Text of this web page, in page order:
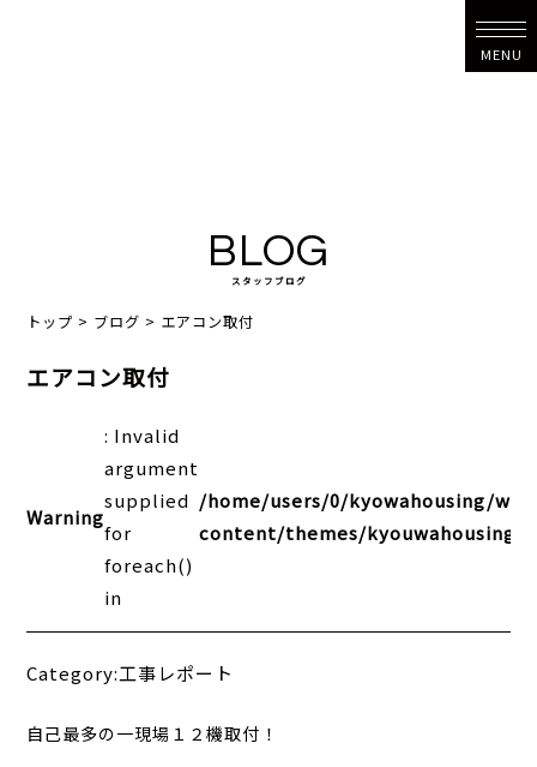
MENU
BLOG
スタッフブログ
トップ > ブログ > エアコン取付
エアコン取付
Warning
: Invalid
argument
supplied
for
foreach()
in
/home/users/0/kyowahousing/
content/themes/
Category:工事レポート
自己最多の一現場１２機取付！